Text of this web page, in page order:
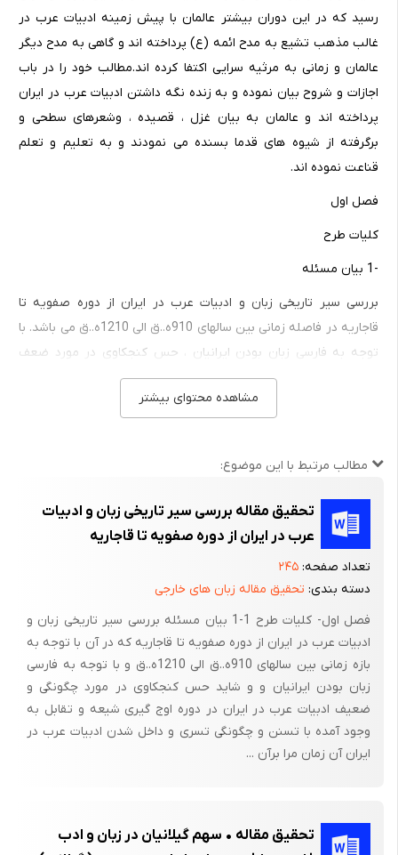
رسید که در این دوران بیشتر عالمان با پیش زمینه ادبیات عرب در
غالب مذهب تشیع به مدح ائمه (ع) پرداخته اند و گاهی به مدح دیگر
عالمان و زمانی به مرثیه سرایی اکتفا کرده اند.مطالب خود را در باب
اجازات و شروح بیان نموده و به زنده نگه داشتن ادبیات عرب در ایران
پرداخته اند و عالمان به بیان غزل ، قصیده ، وشعرهای سطحی و
برگرفته از شیوه های قدما بسنده می نمودند و به تعلیم و تعلم
قناعت نموده اند.
فصل اول
کلیات طرح
-1 بیان مسئله
بررسی سیر تاریخی زبان و ادبیات عرب در ایران از دوره صفویه تا
قاجاریه در فاصله زمانی بین سالهای 910ه..ق الی 1210ه..ق می باشد. با
توجه به فارسی زبان بودن ایرانیان ، حس کنجکاوی در مورد ضعف
ادبیات عرب در ایران ، همچنین اوج گیری شیعه و تقابل به وجود آمده
با تسنن و چگونگی تسری و داخل شدن ادبیات عرب در ایران آن زمان
به طور اجمال می توان هدف از تحقیق فوق را در چند مسئله بیان
نمود،به طوری که نه تنها اطلاعاتی از زبان ادبیات عرب بر ما آشکار
سازد. بلکه بتوان اطلاعاتی در زمینه ادبیات عرب در این دوره و شناخت
تحولات این دوره را برای ما نمایان سازد. که به اجمال به بیان اهداف
مورد نظر به صورت فهرست وار می پردازم.
1- بررسی دوران صفویه ، افشاریه و زندیه شامل سلاطین و وضعیت
این دوران 2- علما و دانشمندان و نویسندگان و آثار علمی آنها که
نوشته شده است و وسوابقی که از انها در دسترس ما می باشد.3-نمونه
ای از ادبیات شعری عالمان در قرون10 و11 و12وترجمه ابیات
1-3 اهمیت موضوع تحقیق و انگیزه انتخاب آن
ادبیات عرب این زمان را مورد تحلیل قرار داده است . در این زمان
ادبیات عرب به نوعی دارای نقصان شده است چرا که از طرفی سلاطین
مشاهده محتوای بیشتر
مطالب مرتبط با این موضوع:
تحقیق مقاله بررسی سیر تاریخی زبان و ادبیات
عرب در ایران از دوره صفویه تا قاجاریه
تعداد صفحه: ۲۴۵
دسته بندی: تحقیق مقاله زبان های خارجی
فصل اول- کلیات طرح 1-1 بیان مسئله بررسی سیر تاریخی زبان و
ادبیات عرب در ایران از دوره صفویه تا قاجاریه که در آن با توجه به
بازه زمانی بین سالهای 910ه..ق الی 1210ه..ق و با توجه به فارسی
زبان بودن ایرانیان و و شاید حس کنجکاوی در مورد چگونگی و
ضعیف ادبیات عرب در ایران در دوره اوج گیری شیعه و تقابل به
وجود آمده با تسنن و چگونگی تسری و داخل شدن ادبیات عرب در
ایران آن زمان مرا برآن ...
تحقیق مقاله • سهم گیلانیان در زبان و ادب